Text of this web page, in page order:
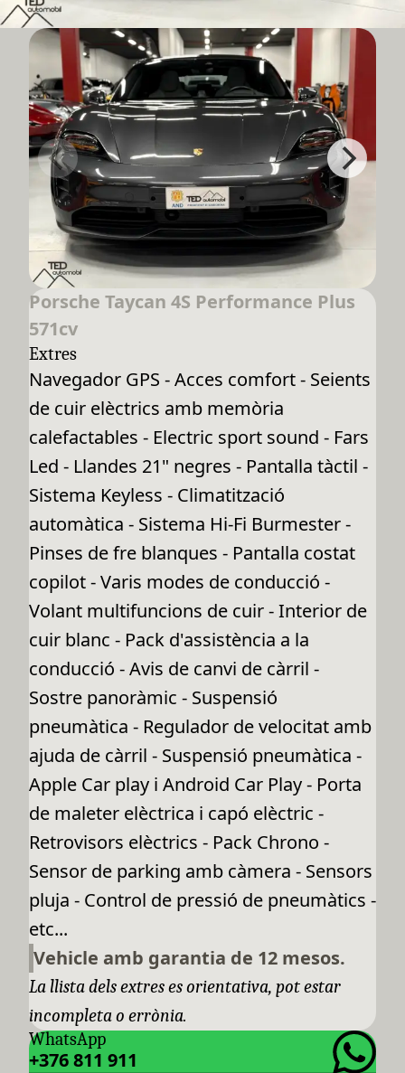
Porsche Taycan 4S Performance Plus
571cv
Extres
Navegador GPS - Acces comfort - Seients
de cuir elèctrics amb memòria
calefactables - Electric sport sound - Fars
Led - Llandes 21" negres - Pantalla tàctil -
Sistema Keyless - Climatització
automàtica - Sistema Hi-Fi Burmester -
Pinses de fre blanques - Pantalla costat
copilot - Varis modes de conducció -
Volant multifuncions de cuir - Interior de
cuir blanc - Pack d'assistència a la
conducció - Avis de canvi de càrril -
Sostre panoràmic - Suspensió
pneumàtica - Regulador de velocitat amb
ajuda de càrril - Suspensió pneumàtica -
Apple Car play i Android Car Play - Porta
de maleter elèctrica i capó elèctric -
Retrovisors elèctrics - Pack Chrono -
Sensor de parking amb càmera - Sensors
pluja - Control de pressió de pneumàtics -
etc...
Vehicle amb garantia de 12 mesos.
La llista dels extres es orientativa, pot estar
incompleta o errònia.
WhatsApp
+376 811 911